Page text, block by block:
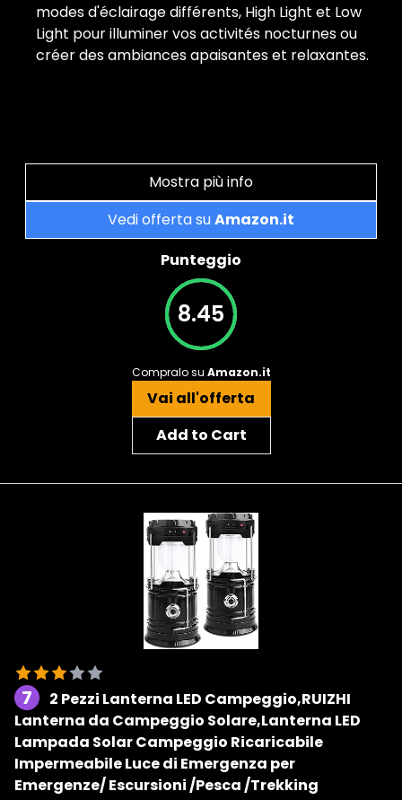
modes d'éclairage différents, High Light et Low
Light pour illuminer vos activités nocturnes ou
créer des ambiances apaisantes et relaxantes.
Mostra più info
Vedi offerta suAmazon.it
Punteggio
8.45
Compralo su Amazon.it
Vai all'offerta
Add to Cart
7
2 Pezzi Lanterna LED Campeggio,RUIZHI
Lanterna da Campeggio Solare,Lanterna LED
Lampada Solar Campeggio Ricaricabile
Impermeabile Luce di Emergenza per
Emergenze/ Escursioni /Pesca /Trekking